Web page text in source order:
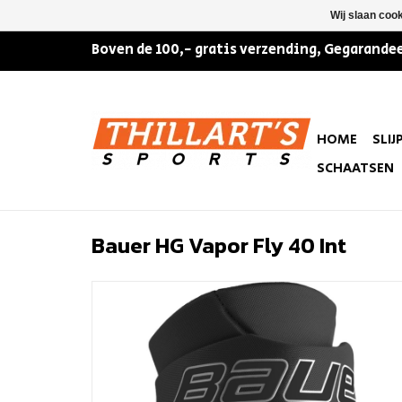
Boven de 100,- gratis verzending,
HOME
SCHAATSEN
Bauer HG Vapor Fly 40 Int
Wij slaan